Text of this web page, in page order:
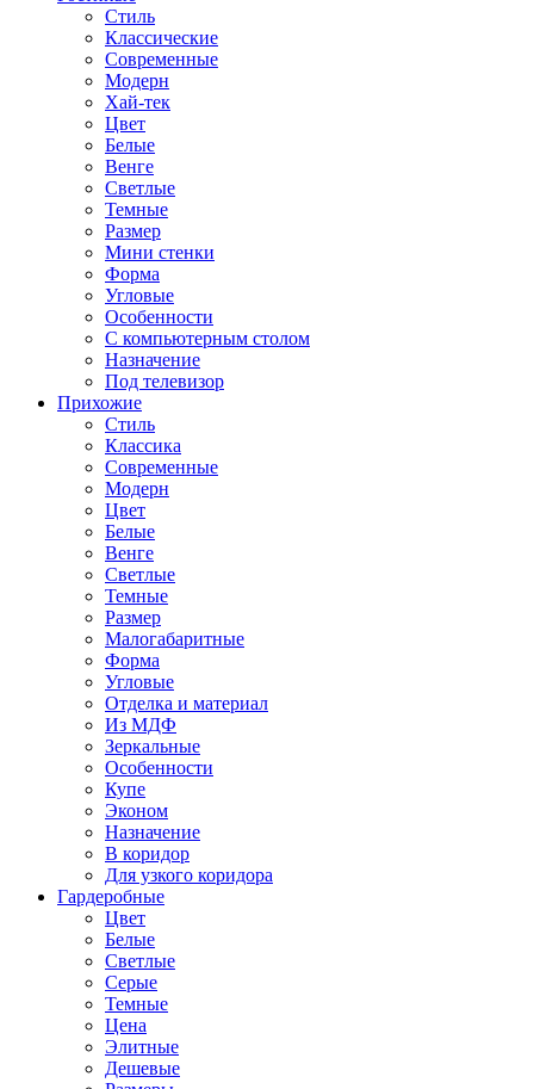
Стиль
Классические
Современные
Модерн
Хай-тек
Цвет
Белые
Венге
Светлые
Темные
Размер
Мини стенки
Форма
Угловые
Особенности
С компьютерным столом
Назначение
Под телевизор
Прихожие
Стиль
Классика
Современные
Модерн
Цвет
Белые
Венге
Светлые
Темные
Размер
Малогабаритные
Форма
Угловые
Отделка и материал
Из МДФ
Зеркальные
Особенности
Купе
Эконом
Назначение
В коридор
Для узкого коридора
Гардеробные
Цвет
Белые
Светлые
Серые
Темные
Цена
Элитные
Дешевые